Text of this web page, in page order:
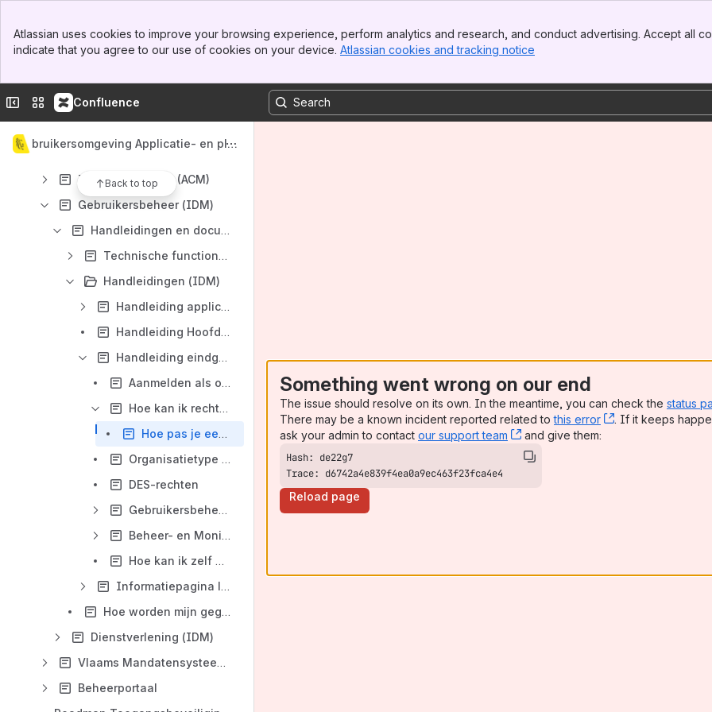
Top Bar
Sidebar
Atlassian uses cookies to improve your browsing experience, perform analytics and research, and conduct advertising. Accept all
indicate that you agree to our use of cookies on your device. Atlassian cookies and tracking notice
Collapse sidebar
Switch sites or apps
Confluence
Gebruikersomgeving Applicatie- en pla
Back to top
Results will update as you type.
Toegangsbeveiliging
Toegangsbeheer (ACM)
Gebruikersbeheer (IDM)
Handleidingen en documentatie (IDM)
Technische functionaliteiten (IDM)
Handleidingen (IDM)
Handleiding applicatiebeheerders (IDM)
Handleiding Hoofd lokale beheerder
Handleiding eindgebruikers (IDM)
Aanmelden als ondernemer
Hoe kan ik rechten uitdelen in het Gebruikersbeheer?
Hoe pas je een werkrelatie of gebruikersrecht aan?
Organisatietype beheren
DES-rechten
Gebruikersbeheer | Update certificaat en/of laat source IP-adressen toe
Beheer- en Monitorrechten van het Gebruikersbeheer
Hoe kan ik zelf mijn Lokale Beheerders opzoeken?
Informatiepagina lokale beheerder
Hoe worden mijn gegevens beschermd? (IDM)
Dienstverlening (IDM)
Vlaams Mandatensysteem (VMS)
Beheerportaal
Something went wrong on our end
The issue should resolve on its own. In the meantime, you can check the status
There may be a known incident reported related tothis error , (opens new
. If it keeps
ask your admin to contact our support team , (opens new window)
and give them:
Trace: d6742a4e839f4ea0a9ec463f23fca4e4
Reload page